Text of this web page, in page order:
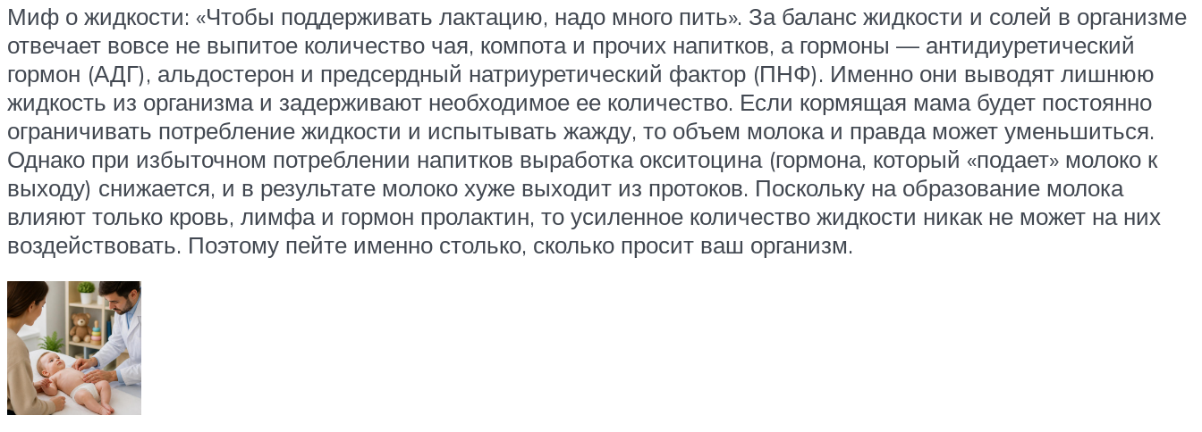
Миф о жидкости: «Чтобы поддерживать лактацию, надо много пить». За баланс жидкости и солей в организме
отвечает вовсе не выпитое количество чая, компота и прочих напитков, а гормоны — антидиуретический
гормон (АДГ), альдостерон и предсердный натриуретический фактор (ПНФ). Именно они выводят лишнюю
жидкость из организма и задерживают необходимое ее количество. Если кормящая мама будет постоянно
ограничивать потребление жидкости и испытывать жажду, то объем молока и правда может уменьшиться.
Однако при избыточном потреблении напитков выработка окситоцина (гормона, который «подает» молоко к
выходу) снижается, и в результате молоко хуже выходит из протоков. Поскольку на образование молока
влияют только кровь, лимфа и гормон пролактин, то усиленное количество жидкости никак не может на них
воздействовать. Поэтому пейте именно столько, сколько просит ваш организм.